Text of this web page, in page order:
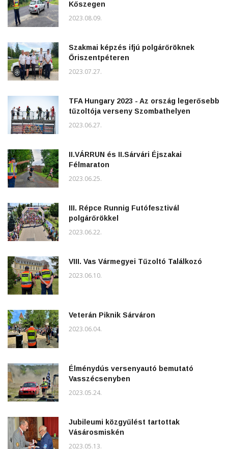
Kőszegen
2023.08.09.
Szakmai képzés ifjú polgárőröknek
Őriszentpéteren
2023.07.27.
TFA Hungary 2023 - Az ország legerősebb
tűzoltója verseny Szombathelyen
2023.06.27.
II.VÁRRUN és II.Sárvári Éjszakai
Félmaraton
2023.06.25.
III. Répce Runnig Futófesztivál
polgárőrökkel
2023.06.22.
VIII. Vas Vármegyei Tűzoltó Találkozó
2023.06.10.
Veterán Piknik Sárváron
2023.06.04.
Élménydús versenyautó bemutató
Vasszécsenyben
2023.05.24.
Jubileumi közgyűlést tartottak
Vásárosmiskén
2023.05.13.